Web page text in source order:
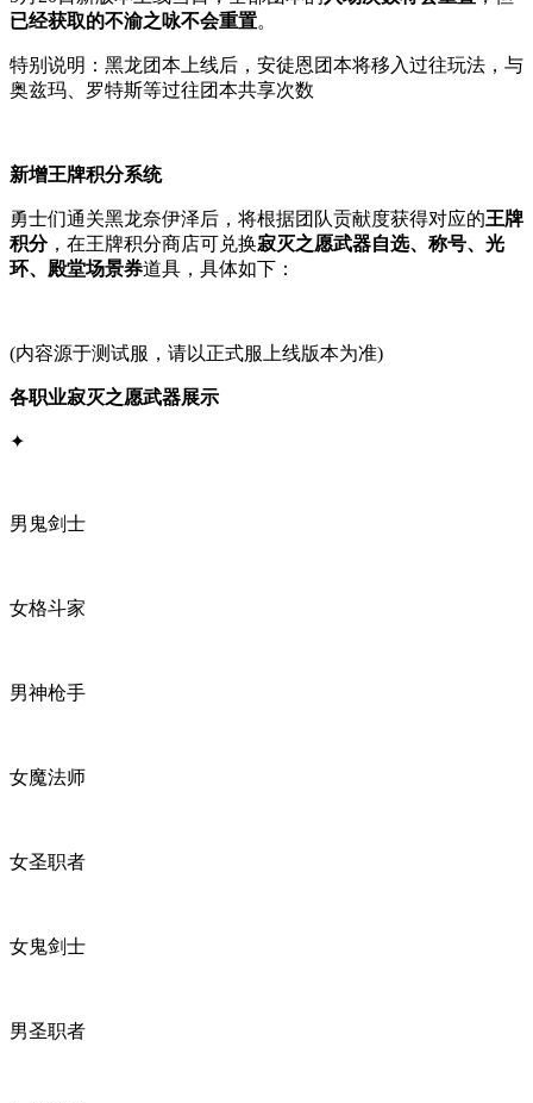
已经获取的不渝之咏不会重置。
特别说明：黑龙团本上线后，安徒恩团本将移入过往玩法，与
奥兹玛、罗特斯等过往团本共享次数
新增王牌积分系统
勇士们通关黑龙奈伊泽后，将根据团队贡献度获得对应的王牌
积分，在王牌积分商店可兑换寂灭之愿武器自选、称号、光
环、殿堂场景券道具，具体如下：
(内容源于测试服，请以正式服上线版本为准)
各职业寂灭之愿武器展示
✦
男鬼剑士
女格斗家
男神枪手
女魔法师
女圣职者
女鬼剑士
男圣职者